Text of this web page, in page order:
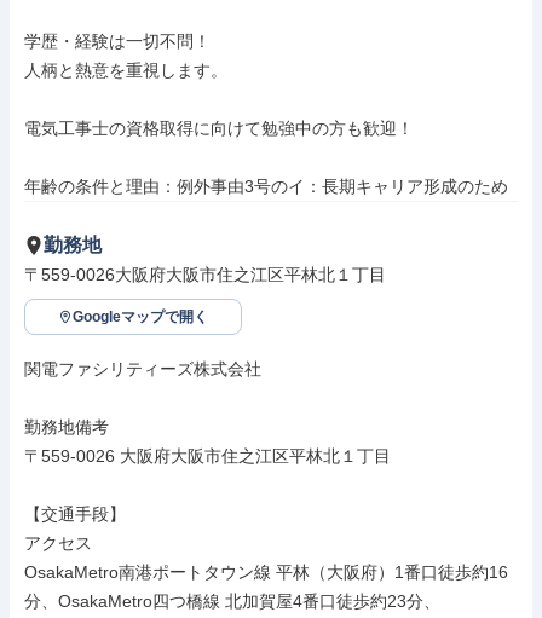
学歴・経験は一切不問！
人柄と熱意を重視します。
電気工事士の資格取得に向けて勉強中の方も歓迎！
年齢の条件と理由：例外事由3号のイ：長期キャリア形成のため
勤務地
〒559-0026大阪府大阪市住之江区平林北１丁目
Googleマップで開く
関電ファシリティーズ株式会社
勤務地備考
〒559-0026 大阪府大阪市住之江区平林北１丁目
【交通手段】
アクセス
OsakaMetro南港ポートタウン線 平林（大阪府）1番口徒歩約16
分、OsakaMetro四つ橋線 北加賀屋4番口徒歩約23分、